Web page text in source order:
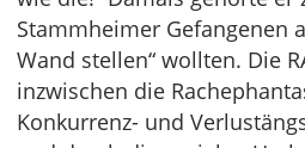
Stammheimer Gefangenen
Wand stellen“ wollten. Die
inzwischen die
Konkurrenz- und